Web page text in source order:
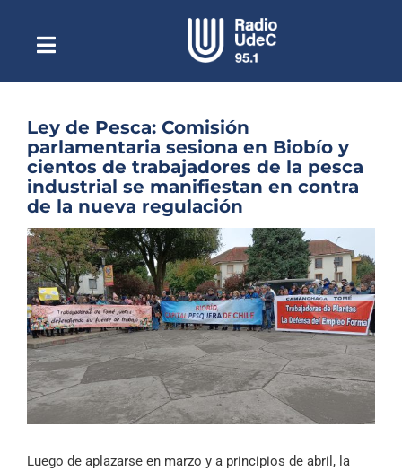
contenidoToggle
NavigationEscuchar Radio UdeC en vivo
Quiénes Somos
Programación
Podcast
Noticias
Reportajes
Columnas
Música Clásica
Especiales
Archivo Sonoro
Ley de Pesca: Comisión
parlamentaria sesiona en Biobío y
cientos de trabajadores de la pesca
industrial se manifiestan en contra
de la nueva regulación
Ver
imagen
más
grande
Luego de aplazarse en marzo y a principios de abril, la